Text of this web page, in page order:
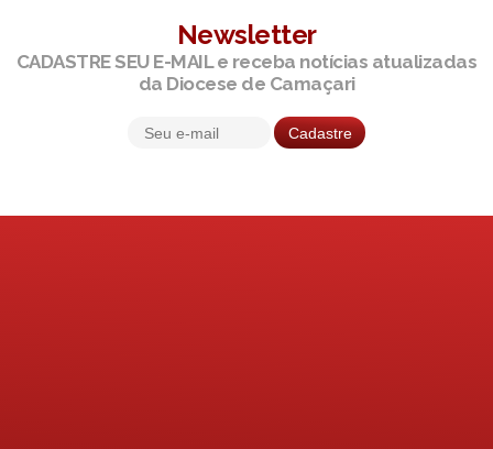
Newsletter
CADASTRE SEU E-MAIL e receba notícias atualizadas
da Diocese de Camaçari